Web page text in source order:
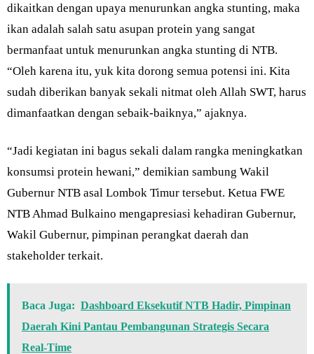
dikaitkan dengan upaya menurunkan angka stunting, maka
ikan adalah salah satu asupan protein yang sangat
bermanfaat untuk menurunkan angka stunting di NTB.
“Oleh karena itu, yuk kita dorong semua potensi ini. Kita
sudah diberikan banyak sekali nitmat oleh Allah SWT, harus
dimanfaatkan dengan sebaik-baiknya,” ajaknya.
“Jadi kegiatan ini bagus sekali dalam rangka meningkatkan
konsumsi protein hewani,” demikian sambung Wakil
Gubernur NTB asal Lombok Timur tersebut. Ketua FWE
NTB Ahmad Bulkaino mengapresiasi kehadiran Gubernur,
Wakil Gubernur, pimpinan perangkat daerah dan
stakeholder terkait.
Baca Juga: Dashboard Eksekutif NTB Hadir, Pimpinan
Daerah Kini Pantau Pembangunan Strategis Secara
Real-Time